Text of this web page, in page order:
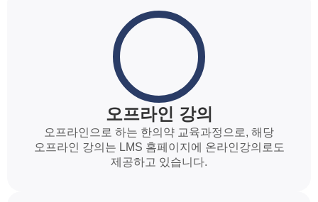
오프라인 강의
오프라인으로 하는 한의약 교육과정으로, 해당
오프라인 강의는 LMS 홈페이지에 온라인강의로도
제공하고 있습니다.